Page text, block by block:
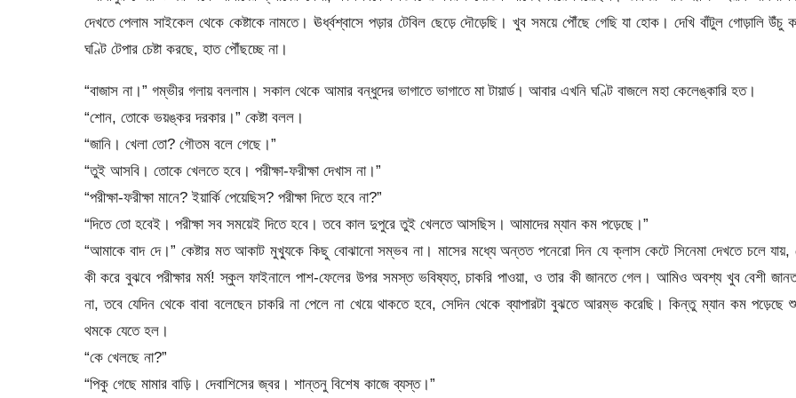
দেখতে পেলাম সাইকেল থেকে কেষ্টাকে নামতে। ঊর্ধ্বশ্বাসে পড়ার টেবিল ছেড়ে দৌড়েছি। খুব সময়ে পৌঁছে গেছি যা হোক। দেখি বাঁটুল গোড়ালি উঁচু
ঘণ্টি টেপার চেষ্টা করছে, হাত পৌঁছচ্ছে না।
“বাজাস না।” গম্ভীর গলায় বললাম। সকাল থেকে আমার বন্ধুদের ভাগাতে ভাগাতে মা টায়ার্ড। আবার এখনি ঘণ্টি বাজলে মহা কেলেঙ্কারি হত।
“শোন, তোকে ভয়ঙ্কর দরকার।” কেষ্টা বলল।
“জানি। খেলা তো? গৌতম বলে গেছে।”
“তুই আসবি। তোকে খেলতে হবে। পরীক্ষা-ফরীক্ষা দেখাস না।”
“পরীক্ষা-ফরীক্ষা মানে? ইয়ার্কি পেয়েছিস? পরীক্ষা দিতে হবে না?”
“দিতে তো হবেই। পরীক্ষা সব সময়েই দিতে হবে। তবে কাল দুপুরে তুই খেলতে আসছিস। আমাদের ম্যান কম পড়েছে।”
“আমাকে বাদ দে।” কেষ্টার মত আকাট মুখ্যুকে কিছু বোঝানো সম্ভব না। মাসের মধ্যে অন্তত পনেরো দিন যে ক্লাস কেটে সিনেমা দেখতে চলে যায়,
কী করে বুঝবে পরীক্ষার মর্ম! স্কুল ফাইনালে পাশ-ফেলের উপর সমস্ত ভবিষ্যত্, চাকরি পাওয়া, ও তার কী জানতে গেল। আমিও অবশ্য খুব বেশী
না, তবে যেদিন থেকে বাবা বলেছেন চাকরি না পেলে না খেয়ে থাকতে হবে, সেদিন থেকে ব্যাপারটা বুঝতে আরম্ভ করেছি। কিন্তু ম্যান কম পড়েছে
থমকে যেতে হল।
“কে খেলছে না?”
“পিকু গেছে মামার বাড়ি। দেবাশিসের জ্বর। শান্তনু বিশেষ কাজে ব্যস্ত।”